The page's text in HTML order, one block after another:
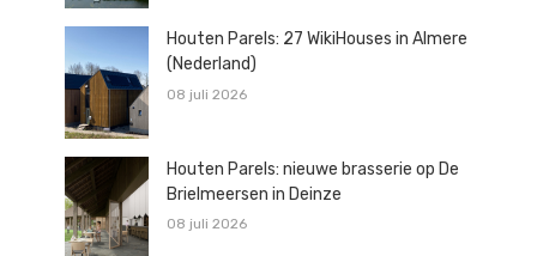
Houten Parels: 27 WikiHouses in Almere
(Nederland)
08 juli 2026
Houten Parels: nieuwe brasserie op De
Brielmeersen in Deinze
08 juli 2026